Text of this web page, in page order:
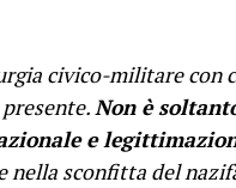
civico-militare con
Non è
e
nella sconfitta del